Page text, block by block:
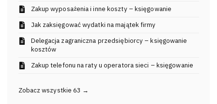
Zakup wyposażenia i inne koszty – księgowanie
Jak zaksięgować wydatki na majątek firmy
Delegacja zagraniczna przedsiębiorcy – księgowanie
kosztów
Zakup telefonu na raty u operatora sieci – księgowanie
Zobacz wszystkie 63 →